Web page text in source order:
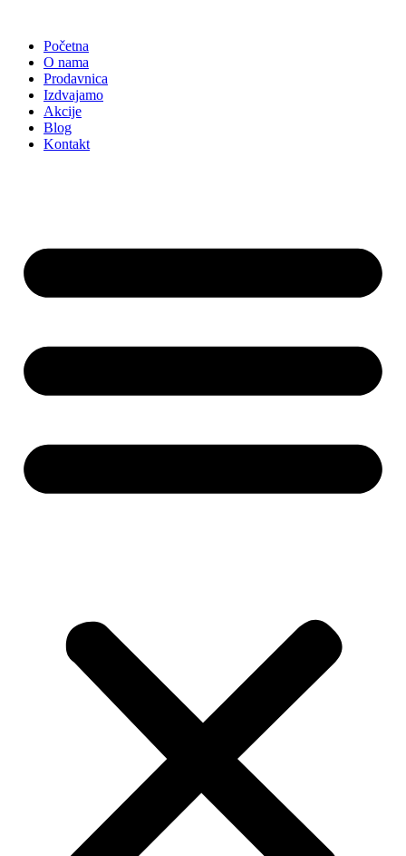
sadržajPočetna
O nama
Prodavnica
Izdvajamo
Akcije
Blog
Kontakt